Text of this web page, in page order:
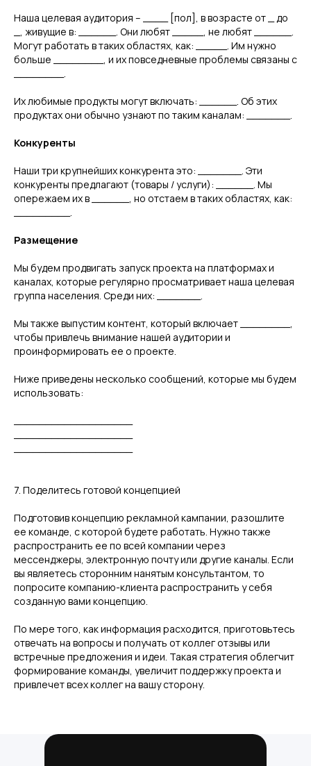
Наша целевая аудитория – ____ [пол], в возрасте от _ до
_, живущие в: ______. Они любят _____, не любят ______.
Могут работать в таких областях, как: _____. Им нужно
больше ________, и их повседневные проблемы связаны с
________.
Их любимые продукты могут включать: ______. Об этих
продуктах они обычно узнают по таким каналам: _______.
Конкуренты
Наши три крупнейших конкурента это: _______. Эти
конкуренты предлагают (товары / услуги): ______. Мы
опережаем их в ______, но отстаем в таких областях, как:
_________.
Размещение
Мы будем продвигать запуск проекта на платформах и
каналах, которые регулярно просматривает наша целевая
группа населения. Среди них: _______.
Мы также выпустим контент, который включает ________,
чтобы привлечь внимание нашей аудитории и
проинформировать ее о проекте.
Ниже приведены несколько сообщений, которые мы будем
использовать:
7. Поделитесь готовой концепцией
Подготовив концепцию рекламной кампании, разошлите
ее команде, с которой будете работать. Нужно также
распространить ее по всей компании через
мессенджеры, электронную почту или другие каналы. Если
вы являетесь сторонним нанятым консультантом, то
попросите компанию-клиента распространить у себя
созданную вами концепцию.
По мере того, как информация расходится, приготовьтесь
отвечать на вопросы и получать от коллег отзывы или
встречные предложения и идеи. Такая стратегия облегчит
формирование команды, увеличит поддержку проекта и
привлечет всех коллег на вашу сторону.